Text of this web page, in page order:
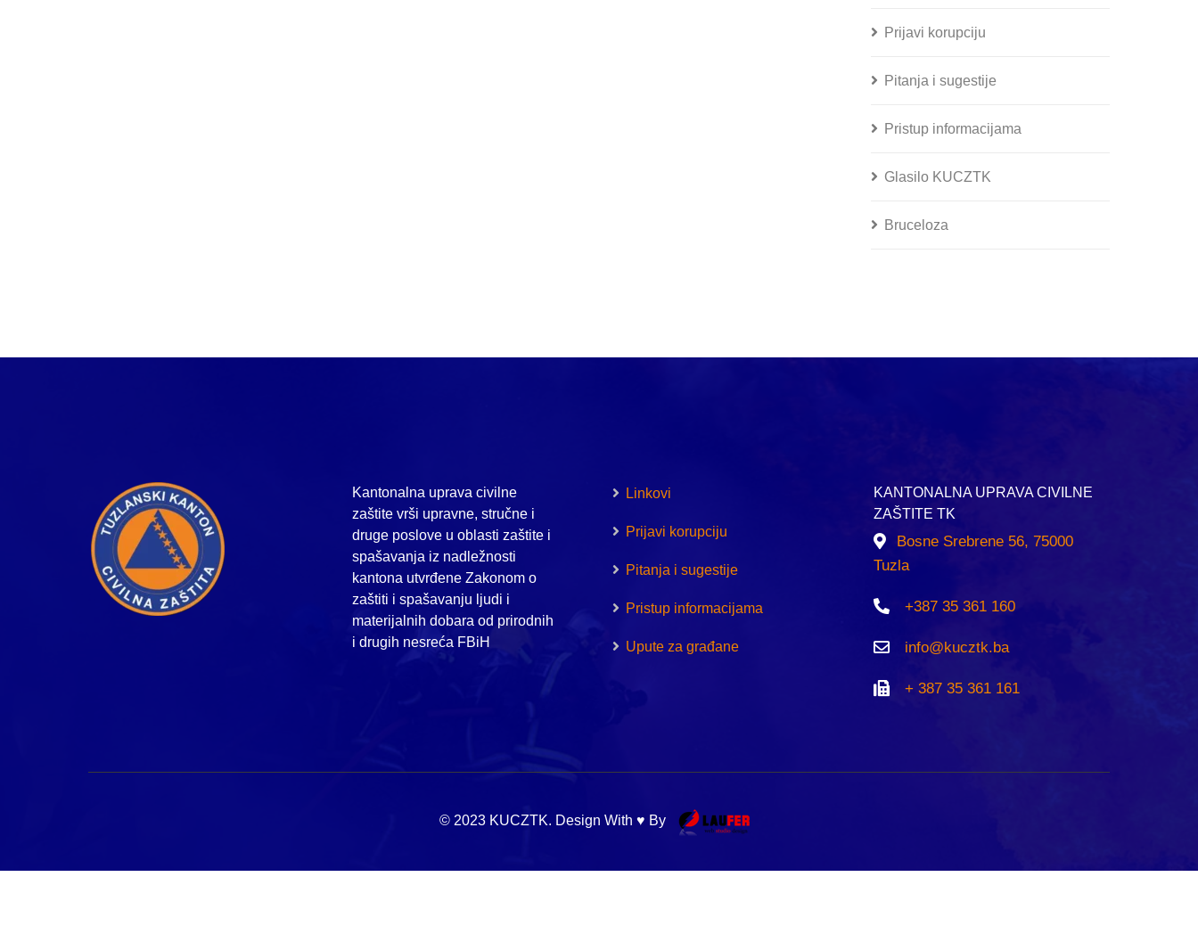
Prijavi korupciju
Pitanja i sugestije
Pristup informacijama
Glasilo KUCZTK
Bruceloza
Kantonalna uprava civilne
zaštite vrši upravne, stručne i
druge poslove u oblasti zaštite i
spašavanja iz nadležnosti
kantona utvrđene Zakonom o
zaštiti i spašavanju ljudi i
materijalnih dobara od prirodnih
i drugih nesreća FBiH
Linkovi
Prijavi korupciju
Pitanja i sugestije
Pristup informacijama
Upute za građane
KANTONALNA UPRAVA CIVILNE
ZAŠTITE TK
Bosne Srebrene 56, 75000
Tuzla
+387 35 361 160
info@kucztk.ba
+ 387 35 361 161
© 2023 KUCZTK. Design With ♥ By